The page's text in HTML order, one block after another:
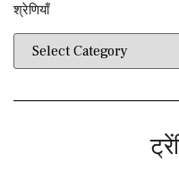
श्रेणियाँ​​